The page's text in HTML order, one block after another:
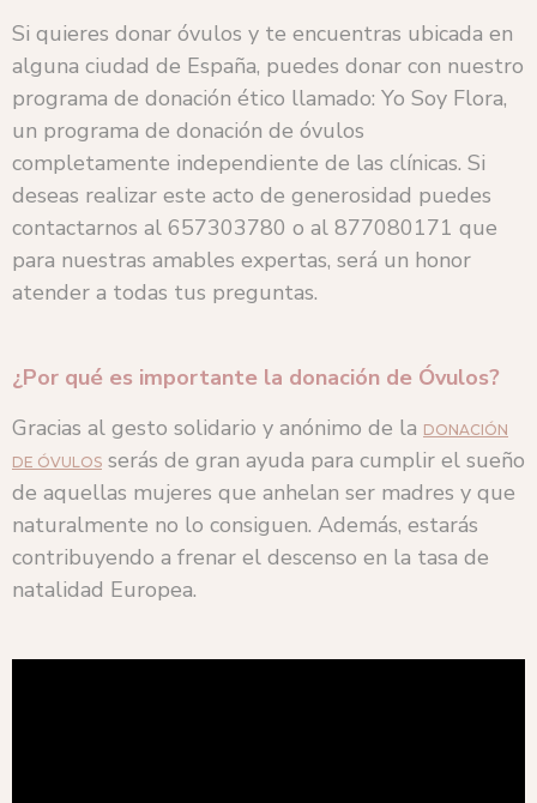
Si quieres donar óvulos y te encuentras ubicada en
alguna ciudad de España, puedes donar con nuestro
programa de donación ético llamado: Yo Soy Flora,
un programa de donación de óvulos
completamente independiente de las clínicas. Si
deseas realizar este acto de generosidad puedes
contactarnos al 657303780 o al 877080171 que
para nuestras amables expertas, será un honor
atender a todas tus preguntas.
¿Por qué es importante la donación de Óvulos?
Gracias al gesto solidario y anónimo de la DONACIÓN
DE ÓVULOS serás de gran ayuda para cumplir el sueño
de aquellas mujeres que anhelan ser madres y que
naturalmente no lo consiguen. Además, estarás
contribuyendo a frenar el descenso en la tasa de
natalidad Europea.